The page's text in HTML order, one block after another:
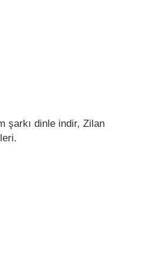
şarkı dinle indir, Zilan